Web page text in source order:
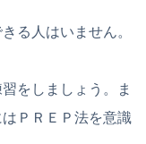
る人はいません。
をしましょう。ま
ＰＲＥＰ法を意識